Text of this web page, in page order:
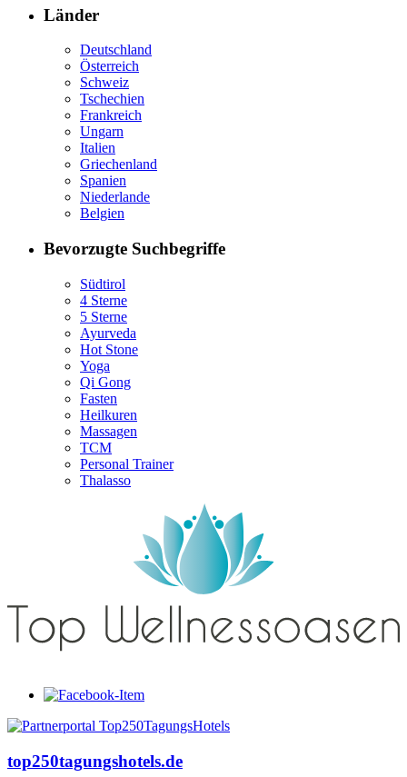
Länder
Deutschland
Österreich
Schweiz
Tschechien
Frankreich
Ungarn
Italien
Griechenland
Spanien
Niederlande
Belgien
Bevorzugte Suchbegriffe
Südtirol
4 Sterne
5 Sterne
Ayurveda
Hot Stone
Yoga
Qi Gong
Fasten
Heilkuren
Massagen
TCM
Personal Trainer
Thalasso
top250tagungshotels.de